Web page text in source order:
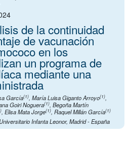
de la continuidad
de vacunación
en los
un programa de
mediante una
García(1),María Luisa Giganto Arroyo(1),
Goiri Noguera(1),Begoña Martín
,Elisa Mata Jorge(1),Raquel Millán García(1)
Infanta Leonor, Madrid - España